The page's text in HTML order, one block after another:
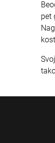
pet